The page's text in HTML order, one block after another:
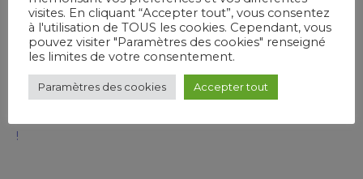
Tsoungui dansAvis et test de la carte bancaire
prépayée Joompay
OBISSON KlébertdansComment contacter le service
client de Pumpkin ?
!
visites. En cliquant “Accepter tout”, vous consentez
à l'utilisation de TOUS les cookies. Cependant, vous
pouvez visiter "Paramètres des cookies" renseigné
les limites de votre consentement.
Paramètres des cookies Accepter tout